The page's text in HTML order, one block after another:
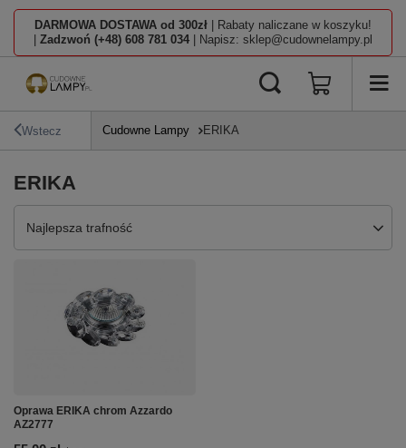
DARMOWA DOSTAWA od 300zł | Rabaty naliczane w koszyku!
Zadzwoń (+48) 608 781 034 | Napisz: sklep@cudownelampy.pl
Wstecz Cudowne Lampy ERIKA
ERIKA
Zmień sortowanie
Najlepsza trafność
Oprawa ERIKA chrom Azzardo
AZ2777